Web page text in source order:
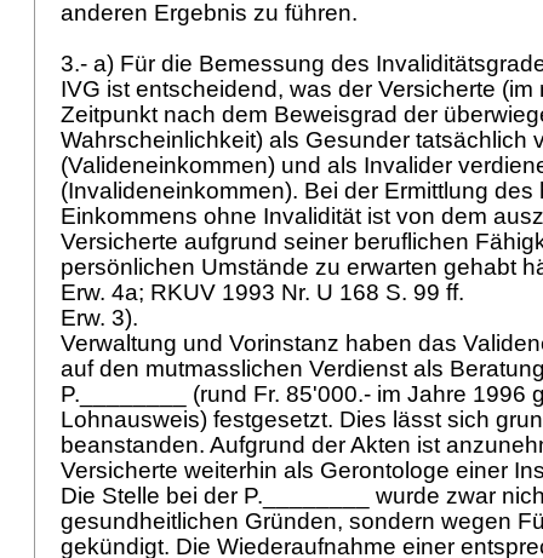
anderen Ergebnis zu führen.
3.- a) Für die Bemessung des
IVG ist entscheidend, was der Versicherte
Zeitpunkt nach dem Beweisgrad der
Wahrscheinlichkeit) als Gesunder tatsächlich
(Valideneinkommen) und als Invalider
(Invalideneinkommen). Bei der Ermittlung
Einkommens ohne Invalidität ist von dem
Versicherte aufgrund seiner beruflichen
persönlichen Umstände zu erwarten gehabt
Erw. 4a; RKUV 1993 Nr. U 168 S. 99 ff.
Erw. 3).
Verwaltung und Vorinstanz haben das
auf den mutmasslichen Verdienst als
P.________ (rund Fr. 85'000.- im Jahre 1996
Lohnausweis) festgesetzt. Dies lässt sich
beanstanden. Aufgrund der Akten ist
Versicherte weiterhin als Gerontologe einer
Die Stelle bei der P.________ wurde zwar
gesundheitlichen Gründen, sondern wegen
gekündigt. Die Wiederaufnahme einer